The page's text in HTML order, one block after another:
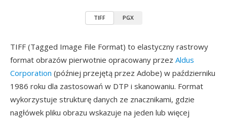
TIFF PGX
TIFF (Tagged Image File Format) to elastyczny rastrowy
format obrazów pierwotnie opracowany przez Aldus
Corporation (później przejętą przez Adobe) w październiku
1986 roku dla zastosowań w DTP i skanowaniu. Format
wykorzystuje strukturę danych ze znacznikami, gdzie
nagłówek pliku obrazu wskazuje na jeden lub więcej